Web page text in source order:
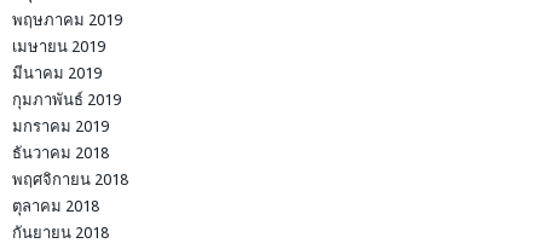
พฤษภาคม 2019
เมษายน 2019
มีนาคม 2019
กุมภาพันธ์ 2019
มกราคม 2019
ธันวาคม 2018
พฤศจิกายน 2018
ตุลาคม 2018
กันยายน 2018